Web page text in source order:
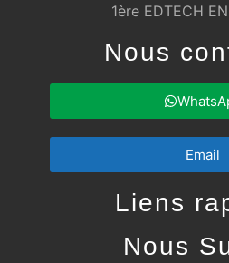
1ère EDTECH
Nous
Email
Liens
Nous